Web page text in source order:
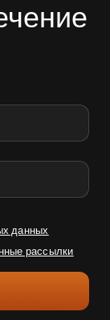
данных
рассылки